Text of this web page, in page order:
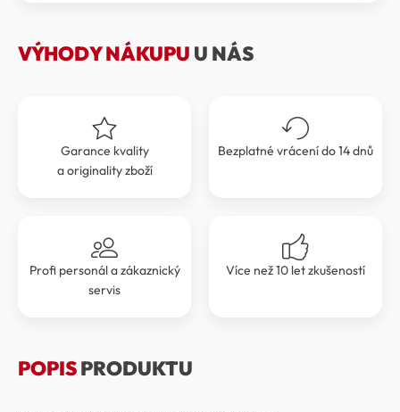
VÝHODY NÁKUPU U NÁS
Garance kvality
a originality zboží
Bezplatné vrácení do 14 dnů
Profi personál a zákaznický
servis
Více než 10 let zkušeností
POPISPRODUKTU